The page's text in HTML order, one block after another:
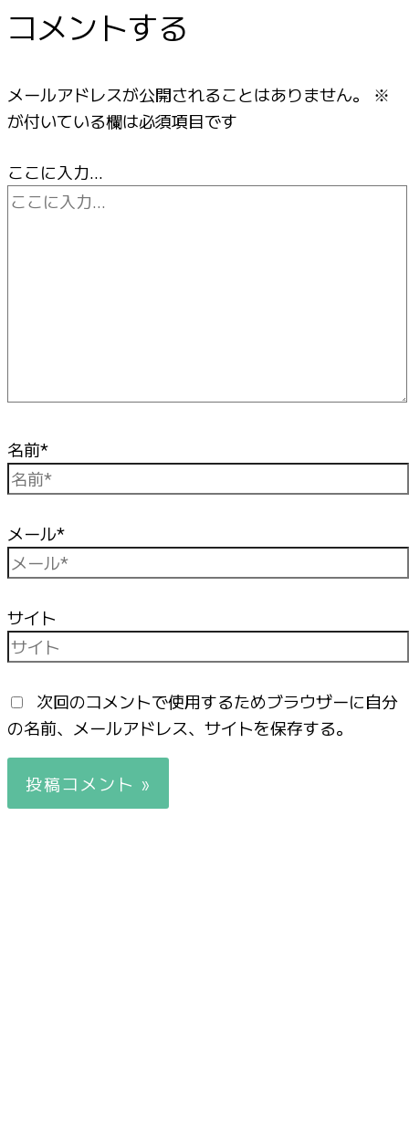
コメントする
メールアドレスが公開されることはありません。
※
が付いている欄は必須項目です
ここに入力…
名前*
メール*
サイト
次回のコメントで使用するためブラウザーに自分
の名前、メールアドレス、サイトを保存する。